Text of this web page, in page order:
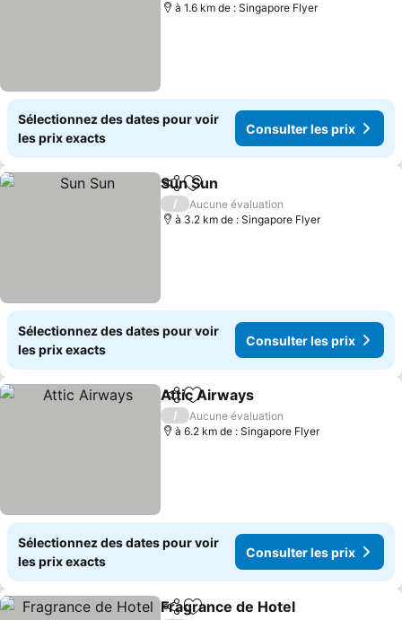
à 1.6 km de : Singapore Flyer
Sélectionnez des dates pour voir
les prix exacts
Consulter les prix
PartagerAjouter à mes favoris
Sun Sun
/
Aucune évaluation
à 3.2 km de : Singapore Flyer
Sélectionnez des dates pour voir
les prix exacts
Consulter les prix
PartagerAjouter à mes favoris
Attic Airways
/
Aucune évaluation
à 6.2 km de : Singapore Flyer
Sélectionnez des dates pour voir
les prix exacts
Consulter les prix
PartagerAjouter à mes favoris
Fragrance de Hotel